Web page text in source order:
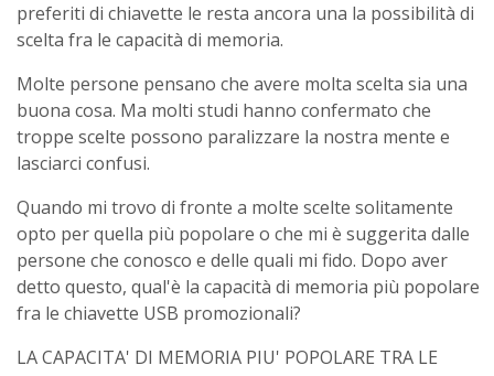
preferiti di chiavette le resta ancora una la possibilità di
scelta fra le capacità di memoria.
Molte persone pensano che avere molta scelta sia una
buona cosa. Ma molti studi hanno confermato che
troppe scelte possono paralizzare la nostra mente e
lasciarci confusi.
Quando mi trovo di fronte a molte scelte solitamente
opto per quella più popolare o che mi è suggerita dalle
persone che conosco e delle quali mi fido. Dopo aver
detto questo, qual'è la capacità di memoria più popolare
fra le chiavette USB promozionali?
LA CAPACITA' DI MEMORIA PIU' POPOLARE TRA LE